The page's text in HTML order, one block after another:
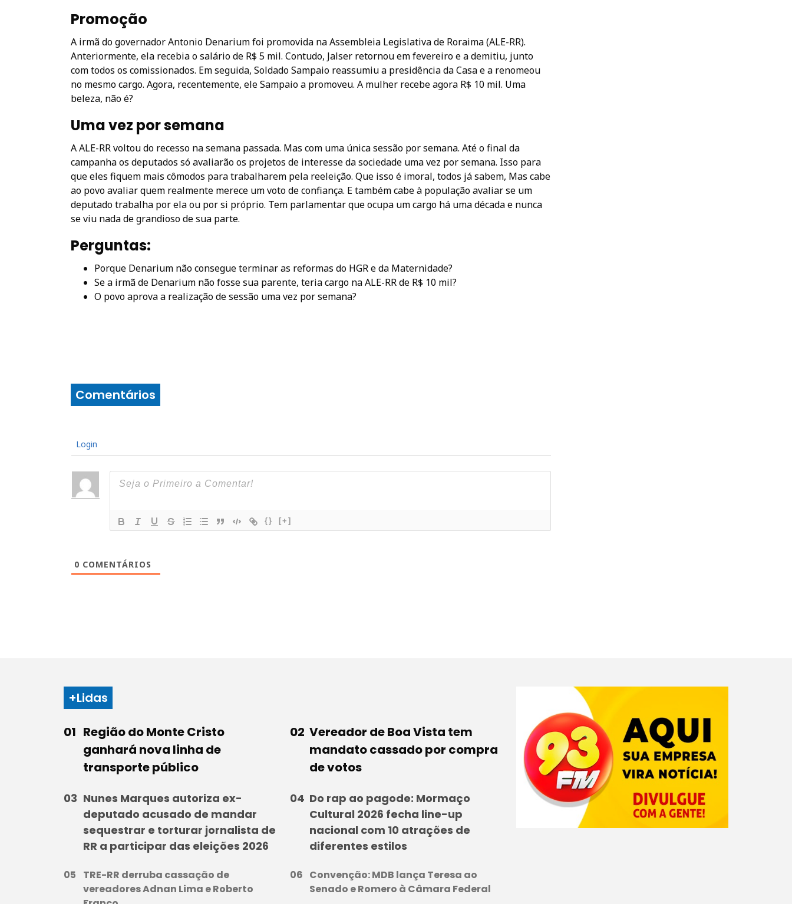
Promoção
A irmã do governador Antonio Denarium foi promovida na Assembleia Legislativa de Roraima (ALE-RR).
Anteriormente, ela recebia o salário de R$ 5 mil. Contudo, Jalser retornou em fevereiro e a demitiu, junto
com todos os comissionados. Em seguida, Soldado Sampaio reassumiu a presidência da Casa e a renomeou
no mesmo cargo. Agora, recentemente, ele Sampaio a promoveu. A mulher recebe agora R$ 10 mil. Uma
beleza, não é?
Uma vez por semana
A ALE-RR voltou do recesso na semana passada. Mas com uma única sessão por semana. Até o final da
campanha os deputados só avaliarão os projetos de interesse da sociedade uma vez por semana. Isso para
que eles fiquem mais cômodos para trabalharem pela reeleição. Que isso é imoral, todos já sabem, Mas cabe
ao povo avaliar quem realmente merece um voto de confiança. E também cabe à população avaliar se um
deputado trabalha por ela ou por si próprio. Tem parlamentar que ocupa um cargo há uma década e nunca
se viu nada de grandioso de sua parte.
Perguntas:
Porque Denarium não consegue terminar as reformas do HGR e da Maternidade?
Se a irmã de Denarium não fosse sua parente, teria cargo na ALE-RR de R$ 10 mil?
O povo aprova a realização de sessão uma vez por semana?
Comentários
Login
{} [+]
0 COMENTÁRIOS
+Lidas
Região do Monte Cristo
ganhará nova linha de
transporte público
Vereador de Boa Vista tem
mandato cassado por compra
de votos
Nunes Marques autoriza ex-
deputado acusado de mandar
sequestrar e torturar jornalista de
RR a participar das eleições 2026
Do rap ao pagode: Mormaço
Cultural 2026 fecha line-up
nacional com 10 atrações de
diferentes estilos
TRE-RR derruba cassação de
vereadores Adnan Lima e Roberto
Convenção: MDB lança Teresa ao
Senado e Romero à Câmara Federal